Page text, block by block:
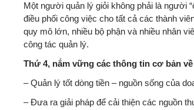
Một người quản lý giỏi không phải là người
điều phối công việc cho tất cả các thành
quy mô lớn, nhiều bộ phận và nhiều nhân
công tác quản lý.
Thứ 4, nắm vững các thông tin cơ bản
– Quản lý tốt dòng tiền – nguồn sống của
– Đưa ra giải pháp để cải thiện các nguồn